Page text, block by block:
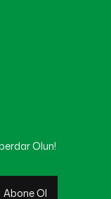
Olun!
Abone Ol